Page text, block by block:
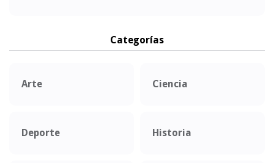
Categorías
Arte Ciencia
Deporte Historia